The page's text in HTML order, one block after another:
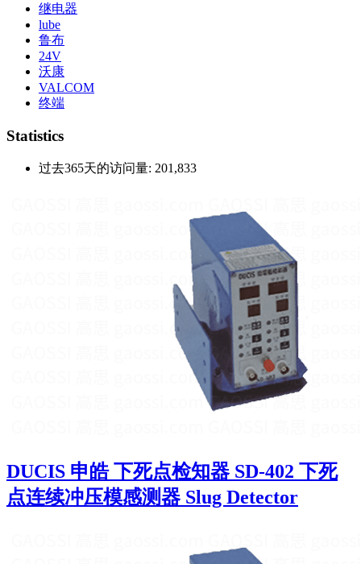
继电器
lube
鲁布
24V
沃康
VALCOM
终端
Statistics
过去365天的访问量: 201,833
DUCIS 申皓 下死点检知器 SD-402 下死
点连续冲压模感测器 Slug Detector